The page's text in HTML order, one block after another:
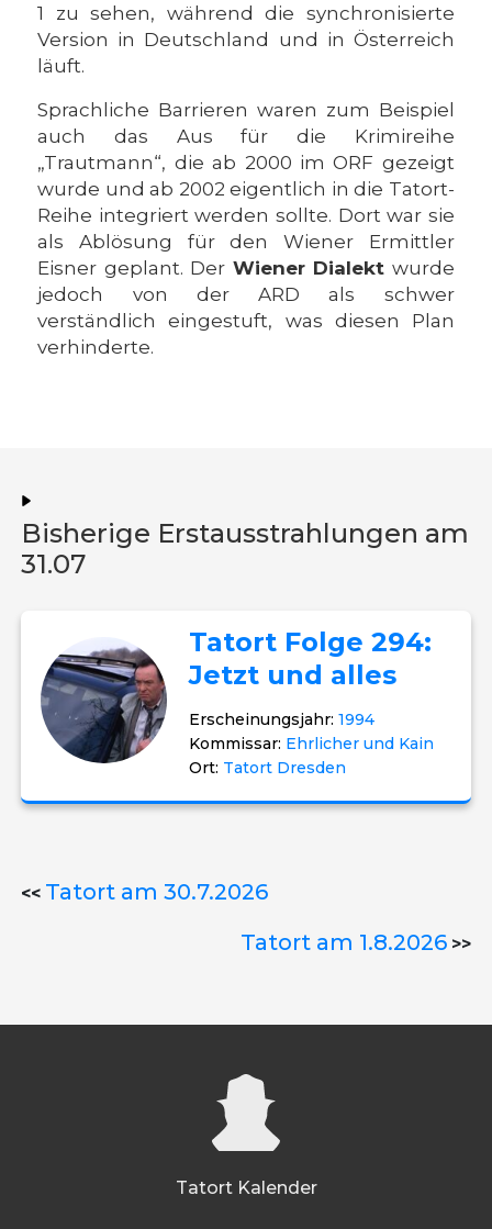
1 zu sehen, während die synchronisierte
Version in Deutschland und in Österreich
läuft.
Sprachliche Barrieren waren zum Beispiel
auch das Aus für die Krimireihe
„Trautmann“, die ab 2000 im ORF gezeigt
wurde und ab 2002 eigentlich in die Tatort-
Reihe integriert werden sollte. Dort war sie
als Ablösung für den Wiener Ermittler
Eisner geplant. Der Wiener Dialekt wurde
jedoch von der ARD als schwer
verständlich eingestuft, was diesen Plan
verhinderte.
Bisherige Erstausstrahlungen am
31.07
Tatort Folge 294:
Jetzt und alles
Erscheinungsjahr:1994
Kommissar: Ehrlicher und Kain
Ort: Tatort Dresden
<< Tatort am 30.7.2026
Tatort am 1.8.2026 >>
Tatort Kalender